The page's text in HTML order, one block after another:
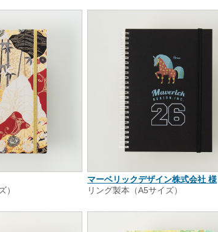
）
マーベリックデザイン株式会社 様
リング製本（A5サイズ）